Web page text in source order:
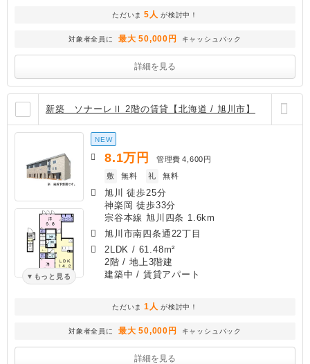
ただいま 5人 が検討中！
対象者全員に 最大 50,000円 キャッシュバック
詳細を見る
新築 ソナーレⅡ 2階の賃貸【北海道 / 旭川市】
もっと見る
NEW
8.1万円 管理費 4,600円
敷
無料 礼 無料
旭川 徒歩25分
神楽岡 徒歩33分
宗谷本線 旭川四条 1.6km
旭川市南四条通22丁目
2LDK / 61.48m²
2階 / 地上3階建
建築中 / 賃貸アパート
ただいま 1人 が検討中！
対象者全員に 最大 50,000円 キャッシュバック
詳細を見る